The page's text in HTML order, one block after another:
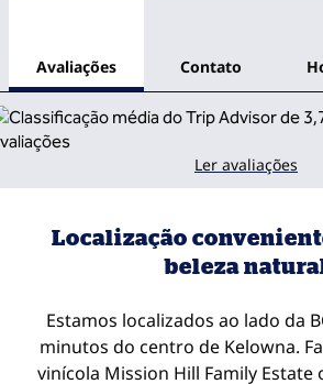
Avaliações Contato
Ler avaliações
Localização
beleza
Estamos localizados ao lado da
minutos do centro de Kelowna.
vinícola Mission Hill Family Estate